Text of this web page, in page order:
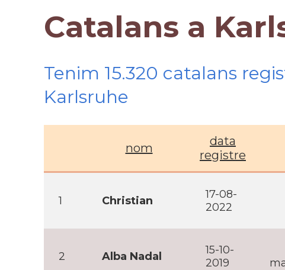
Catalans a
Tenim 15.320 catalans
Karlsruhe
nom
data
registre
1 Christian
17-08-
2022
2 Alba Nadal
15-10-
2019